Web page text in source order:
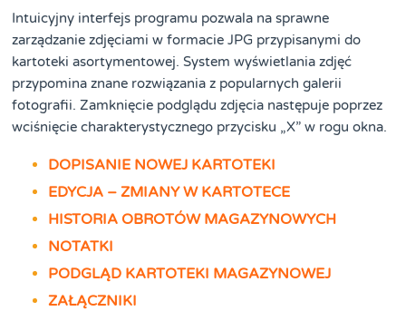
Intuicyjny interfejs programu pozwala na sprawne
zarządzanie zdjęciami w formacie JPG przypisanymi do
kartoteki asortymentowej. System wyświetlania zdjęć
przypomina znane rozwiązania z popularnych galerii
fotografii. Zamknięcie podglądu zdjęcia następuje poprzez
wciśnięcie charakterystycznego przycisku „X” w rogu okna.
DOPISANIE NOWEJ KARTOTEKI
EDYCJA – ZMIANY W KARTOTECE
HISTORIA OBROTÓW MAGAZYNOWYCH
NOTATKI
PODGLĄD KARTOTEKI MAGAZYNOWEJ
ZAŁĄCZNIKI